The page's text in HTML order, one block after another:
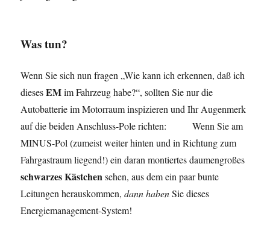
Was tun?
Wenn Sie sich nun fragen „Wie kann ich erkennen, daß ich
diesesEMim Fahrzeug habe?“, sollten Sie nur die
Autobatterie im Motorraum inspizieren und Ihr Augenmerk
auf die beiden Anschluss-Pole richten: Wenn Sie am
MINUS-Pol (zumeist weiter hinten und in Richtung zum
Fahrgastraum liegend!) ein daran montiertes daumengroßes
schwarzes Kästchensehen, aus dem ein paar bunte
Leitungen herauskommen,dann habenSie dieses
Energiemanagement-System!